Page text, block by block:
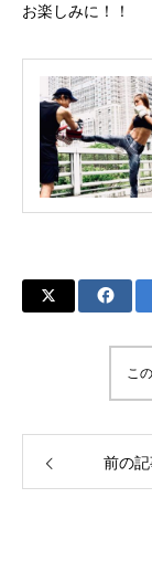
お楽しみに！！
こ
前の